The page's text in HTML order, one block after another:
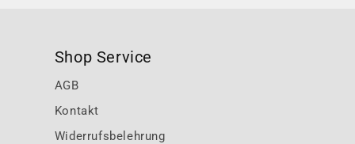
Shop Service
AGB
Kontakt
Widerrufsbelehrung